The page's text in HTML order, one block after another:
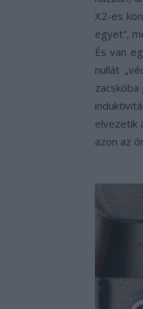
X2-es
egyet”,
És van
nullát
elvezetik
azon az